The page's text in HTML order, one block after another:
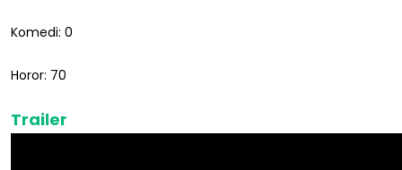
Komedi: 0
Horor: 70
Trailer